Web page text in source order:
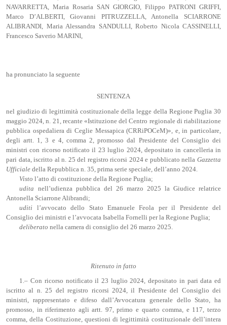
NAVARRETTA, Maria Rosaria SAN GIORGIO, Filippo PATRONI GRIFFI,
Marco D’ALBERTI, Giovanni PITRUZZELLA, Antonella SCIARRONE
ALIBRANDI, Maria Alessandra SANDULLI, Roberto Nicola CASSINELLI,
Francesco Saverio MARINI,
ha pronunciato la seguente
SENTENZA
nel giudizio di legittimità costituzionale della legge della Regione Puglia 30
maggio 2024, n. 21, recante «Istituzione del Centro regionale di riabilitazione
pubblica ospedaliera di Ceglie Messapica (CRRiPOCeM)», e, in particolare,
degli artt. 1, 3 e 4, comma 2, promosso dal Presidente del Consiglio dei
ministri con ricorso notificato il 23 luglio 2024, depositato in cancelleria in
pari data, iscritto al n. 25 del registro ricorsi 2024 e pubblicato nella Gazzetta
Ufficiale della Repubblica n. 35, prima serie speciale, dell’anno 2024.
Visto l’atto di costituzione della Regione Puglia;
udita
nell’udienza pubblica del 26 marzo 2025 la Giudice relatrice
Antonella Sciarrone Alibrandi;
uditi
l’avvocato dello Stato Emanuele Feola per il Presidente del
Consiglio dei ministri e l’avvocata Isabella Fornelli per la Regione Puglia;
deliberato nella camera di consiglio del 26 marzo 2025.
Ritenuto in fatto
1.– Con ricorso notificato il 23 luglio 2024, depositato in pari data ed
iscritto al n. 25 del registro ricorsi 2024, il Presidente del Consiglio dei
ministri, rappresentato e difeso dall’Avvocatura generale dello Stato, ha
promosso, in riferimento agli artt. 97, primo e quarto comma, e 117, terzo
comma, della Costituzione, questioni di legittimità costituzionale dell’intera